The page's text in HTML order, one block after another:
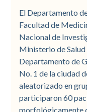
El Departamento
Facultad de
Nacional de
Ministerio de Salud
Departamento de
No. 1 de la ciudad
aleatorizado en
participaron 60
morfológicamente